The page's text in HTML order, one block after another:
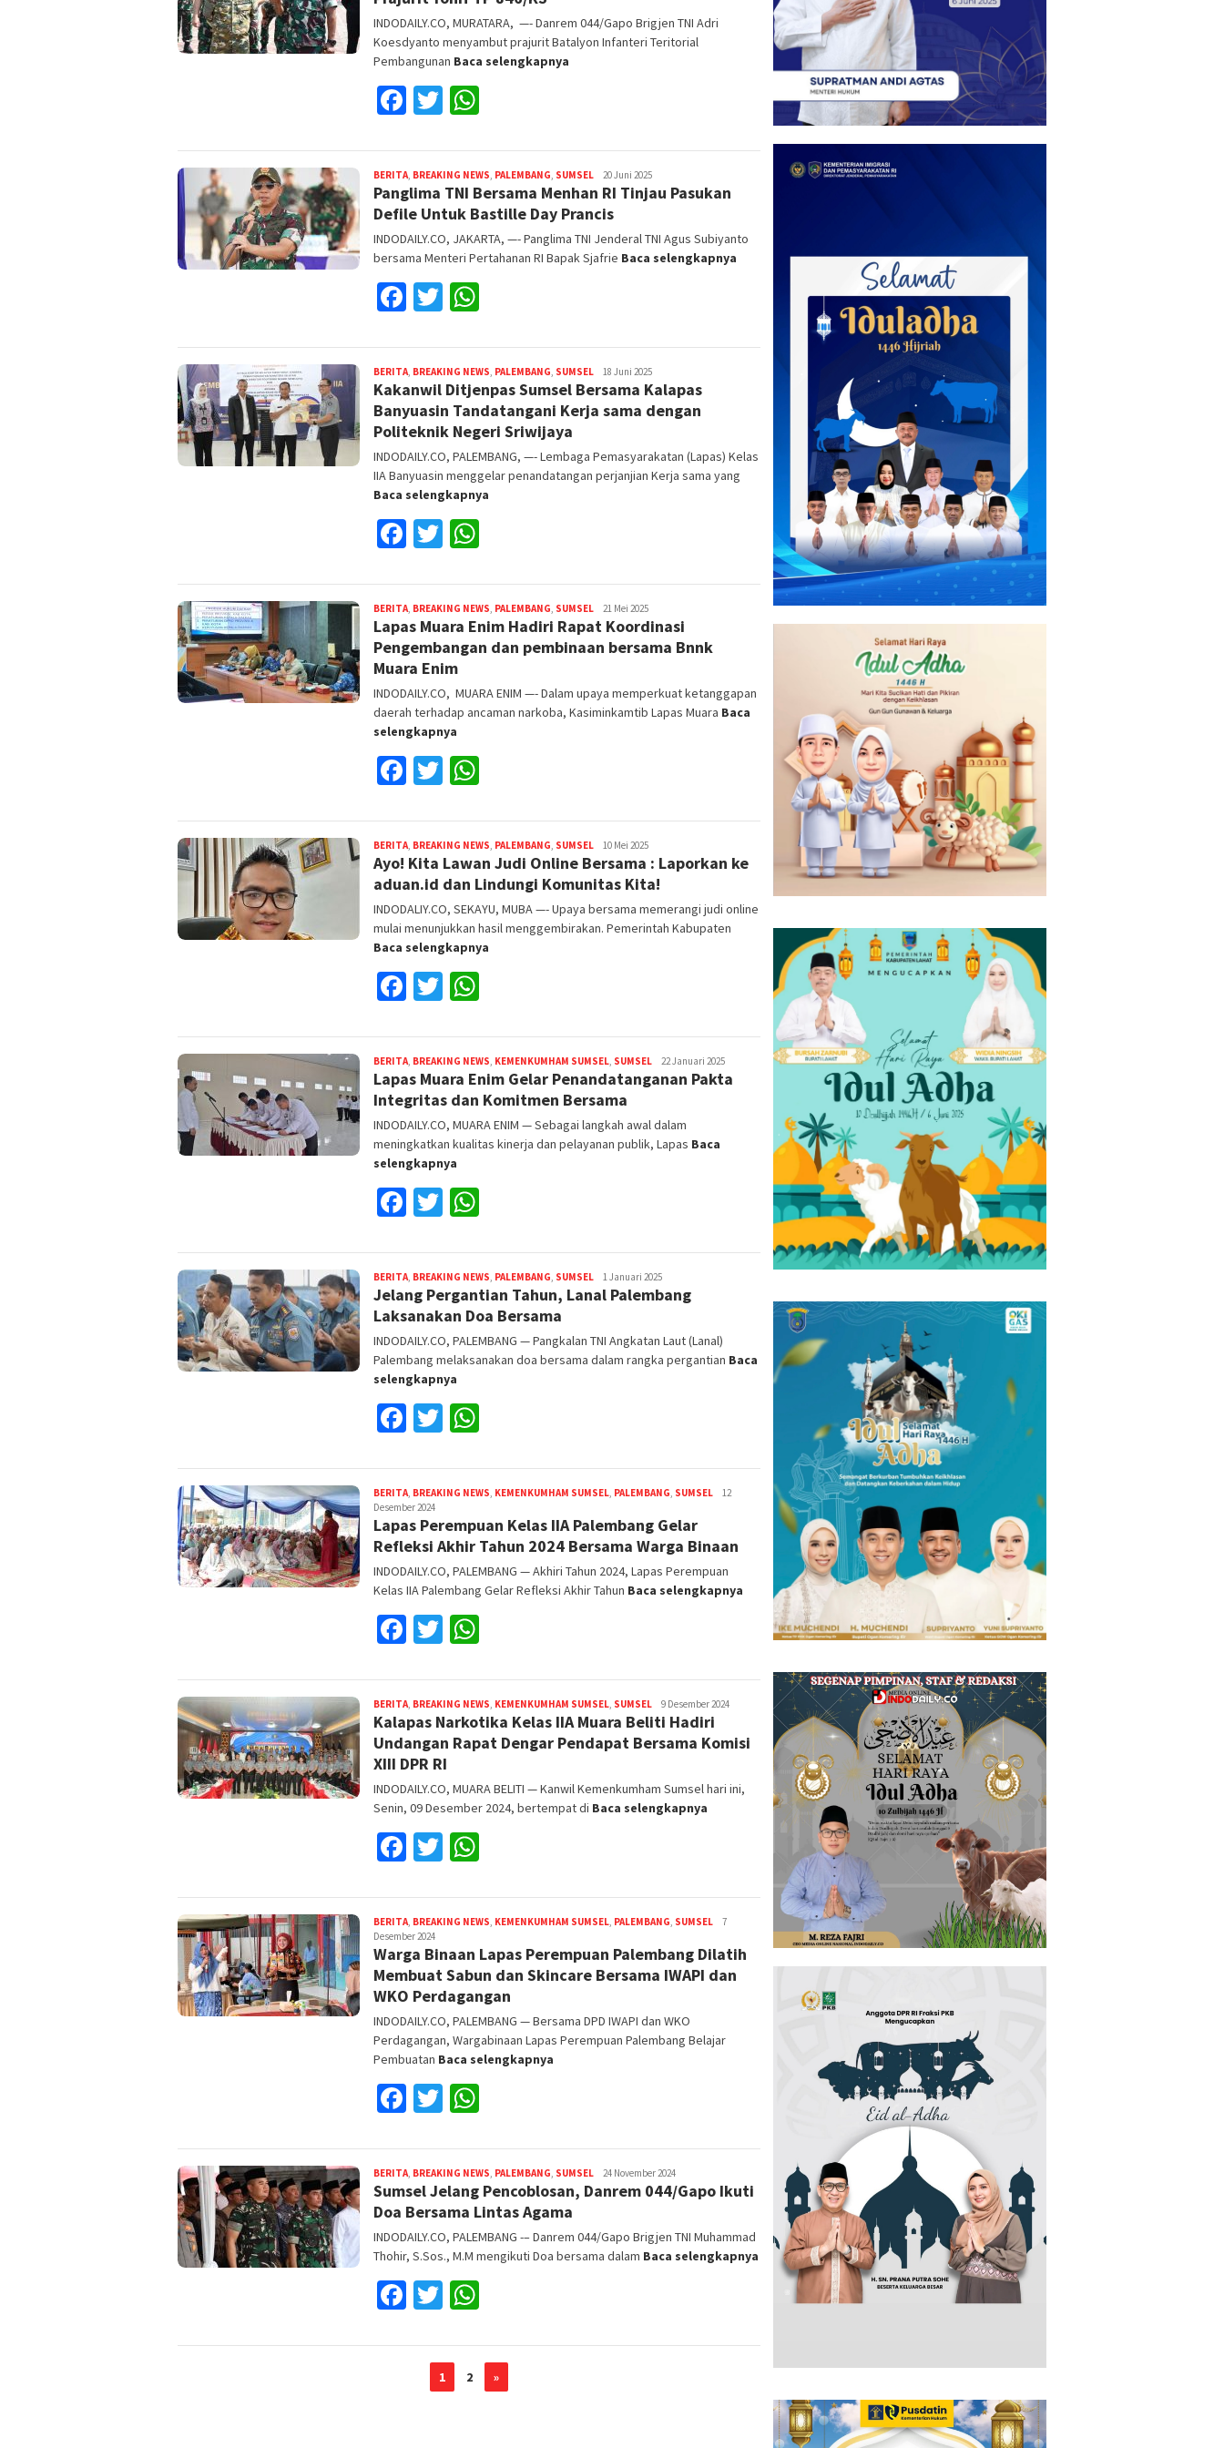
INDODAILY.CO, MURATARA, —- Danrem 044/Gapo Brigjen TNI Adri
Koesdyanto menyambut prajurit Batalyon Infanteri Teritorial
Pembangunan Baca selengkapnya
Facebook
Twitter
BERITA, BREAKING NEWS, PALEMBANG, SUMSEL Reza
Fajri
20 Juni 2025
Panglima TNI Bersama Menhan RI Tinjau Pasukan
Defile Untuk Bastille Day Prancis
INDODAILY.CO, JAKARTA, —- Panglima TNI Jenderal TNI Agus Subiyanto
bersama Menteri Pertahanan RI Bapak Sjafrie Baca selengkapnya
Facebook
Twitter
BERITA, BREAKING NEWS, PALEMBANG, SUMSEL Reza
Fajri
18 Juni 2025
Kakanwil Ditjenpas Sumsel Bersama Kalapas
Banyuasin Tandatangani Kerja sama dengan
Politeknik Negeri Sriwijaya
INDODAILY.CO, PALEMBANG, —- Lembaga Pemasyarakatan (Lapas) Kelas
IIA Banyuasin menggelar penandatangan perjanjian Kerja sama yang
Baca selengkapnya
Facebook
Twitter
BERITA, BREAKING NEWS, PALEMBANG, SUMSEL Reza
Fajri
21 Mei 2025
Lapas Muara Enim Hadiri Rapat Koordinasi
Pengembangan dan pembinaan bersama Bnnk
Muara Enim
INDODAILY.CO, MUARA ENIM —- Dalam upaya memperkuat ketanggapan
daerah terhadap ancaman narkoba, Kasiminkamtib Lapas Muara Baca
selengkapnya
Facebook
Twitter
BERITA, BREAKING NEWS, PALEMBANG, SUMSEL Reza
Fajri
10 Mei 2025
Ayo! Kita Lawan Judi Online Bersama : Laporkan ke
aduan.id dan Lindungi Komunitas Kita!
INDODALIY.CO, SEKAYU, MUBA —- Upaya bersama memerangi judi online
mulai menunjukkan hasil menggembirakan. Pemerintah Kabupaten
Baca selengkapnya
Facebook
Twitter
BERITA, BREAKING NEWS, KEMENKUMHAM SUMSEL, SUMSEL Reza
Fajri
22 Januari 2025
Lapas Muara Enim Gelar Penandatanganan Pakta
Integritas dan Komitmen Bersama
INDODAILY.CO, MUARA ENIM — Sebagai langkah awal dalam
meningkatkan kualitas kinerja dan pelayanan publik, Lapas Baca
selengkapnya
Facebook
Twitter
BERITA, BREAKING NEWS, PALEMBANG, SUMSEL Reza
Fajri
1 Januari 2025
Jelang Pergantian Tahun, Lanal Palembang
Laksanakan Doa Bersama
INDODAILY.CO, PALEMBANG — Pangkalan TNI Angkatan Laut (Lanal)
Palembang melaksanakan doa bersama dalam rangka pergantian Baca
selengkapnya
Facebook
Twitter
BERITA, BREAKING NEWS, KEMENKUMHAM SUMSEL, PALEMBANG, SUMSEL Reza
12
Desember 2024
Lapas Perempuan Kelas IIA Palembang Gelar
Refleksi Akhir Tahun 2024 Bersama Warga Binaan
INDODAILY.CO, PALEMBANG — Akhiri Tahun 2024, Lapas Perempuan
Kelas IIA Palembang Gelar Refleksi Akhir Tahun Baca selengkapnya
Facebook
Twitter
BERITA, BREAKING NEWS, KEMENKUMHAM SUMSEL, SUMSEL Reza
Fajri
9 Desember 2024
Kalapas Narkotika Kelas IIA Muara Beliti Hadiri
Undangan Rapat Dengar Pendapat Bersama Komisi
XIII DPR RI
INDODAILY.CO, MUARA BELITI — Kanwil Kemenkumham Sumsel hari ini,
Senin, 09 Desember 2024, bertempat di Baca selengkapnya
Facebook
Twitter
BERITA, BREAKING NEWS, KEMENKUMHAM SUMSEL, PALEMBANG, SUMSEL Reza
7
Desember 2024
Warga Binaan Lapas Perempuan Palembang Dilatih
Membuat Sabun dan Skincare Bersama IWAPI dan
WKO Perdagangan
INDODAILY.CO, PALEMBANG — Bersama DPD IWAPI dan WKO
Perdagangan, Wargabinaan Lapas Perempuan Palembang Belajar
Pembuatan Baca selengkapnya
Facebook
Twitter
BERITA, BREAKING NEWS, PALEMBANG, SUMSEL Reza
Fajri
24 November 2024
Sumsel Jelang Pencoblosan, Danrem 044/Gapo Ikuti
Doa Bersama Lintas Agama
INDODAILY.CO, PALEMBANG -– Danrem 044/Gapo Brigjen TNI Muhammad
Thohir, S.Sos., M.M mengikuti Doa bersama dalam Baca selengkapnya
Facebook
Twitter
1 2 »